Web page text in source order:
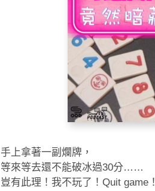
手上拿著一副爛牌，
等來等去還不能破冰過30分……
豈有此理！我不玩了！Quit game！